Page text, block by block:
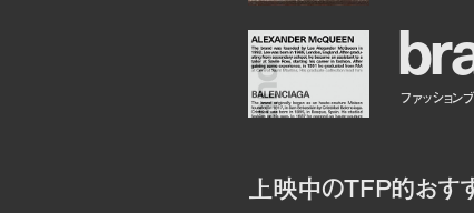
br
ファッション
上映中のTFP的おす